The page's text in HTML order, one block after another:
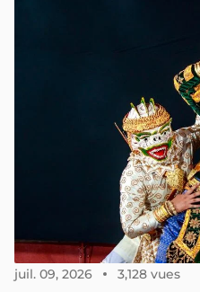
juil. 09, 2026 3,128 vues